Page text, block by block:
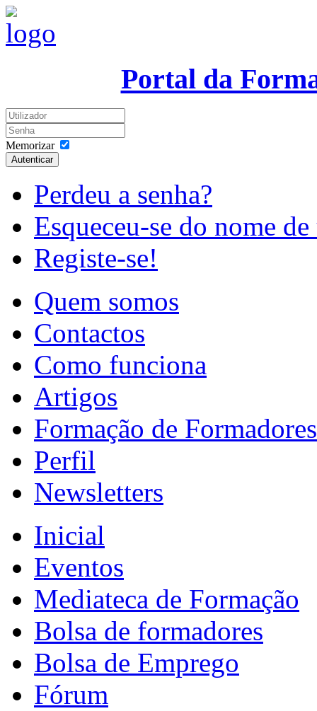
Portal da
Memorizar
Autenticar
Perdeu a senha?
Esqueceu-se do nome
Registe-se!
Quem somos
Contactos
Como funciona
Artigos
Formação de Formadores
Perfil
Newsletters
Inicial
Eventos
Mediateca de Formação
Bolsa de formadores
Bolsa de Emprego
Fórum